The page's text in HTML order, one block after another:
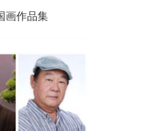
画作品集